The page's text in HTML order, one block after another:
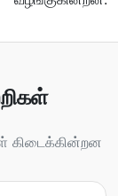
கிடைக்கின்றன